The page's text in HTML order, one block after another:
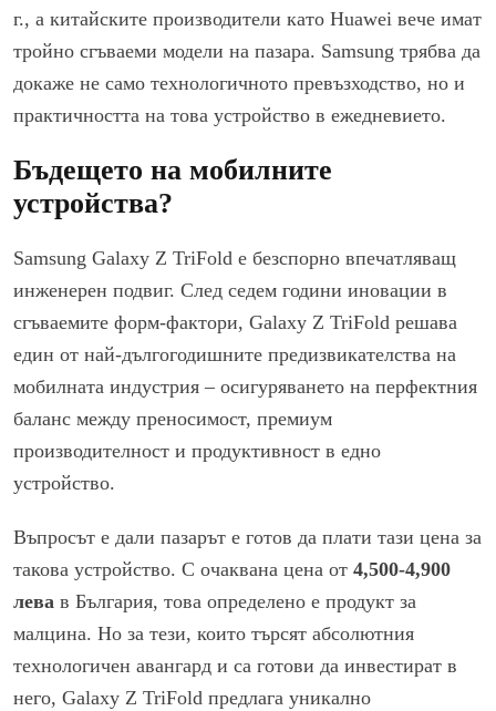
г., а китайските производители като Huawei вече имат
тройно сгъваеми модели на пазара. Samsung трябва да
докаже не само технологичното превъзходство, но и
практичността на това устройство в ежедневието.
Бъдещето на мобилните
устройства?
Samsung Galaxy Z TriFold е безспорно впечатляващ
инженерен подвиг. След седем години иновации в
сгъваемите форм-фактори, Galaxy Z TriFold решава
един от най-дългогодишните предизвикателства на
мобилната индустрия – осигуряването на перфектния
баланс между преносимост, премиум
производителност и продуктивност в едно
устройство.
Въпросът е дали пазарът е готов да плати тази цена за
такова устройство. С очаквана цена от 4,500-4,900
лева в България, това определено е продукт за
малцина. Но за тези, които търсят абсолютния
технологичен авангард и са готови да инвестират в
него, Galaxy Z TriFold предлага уникално